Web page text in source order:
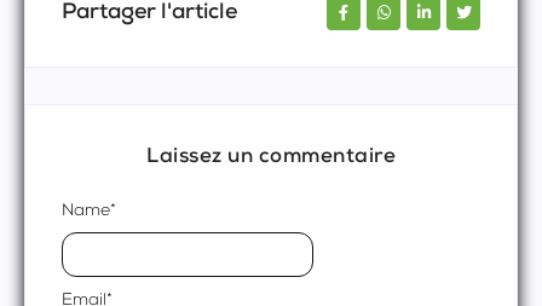
Partager l'article
Laissez un commentaire
Name*
Email*